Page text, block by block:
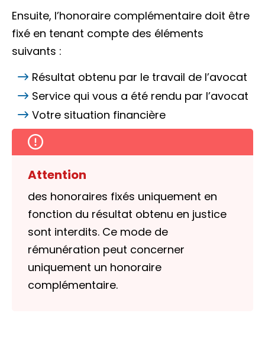
Ensuite, l’honoraire complémentaire doit être
fixé en tenant compte des éléments
suivants :
Résultat obtenu par le travail de l’avocat
Service qui vous a été rendu par l’avocat
Votre situation financière
Attention
des honoraires fixés uniquement en
fonction du résultat obtenu en justice
sont interdits. Ce mode de
rémunération peut concerner
uniquement un honoraire
complémentaire.